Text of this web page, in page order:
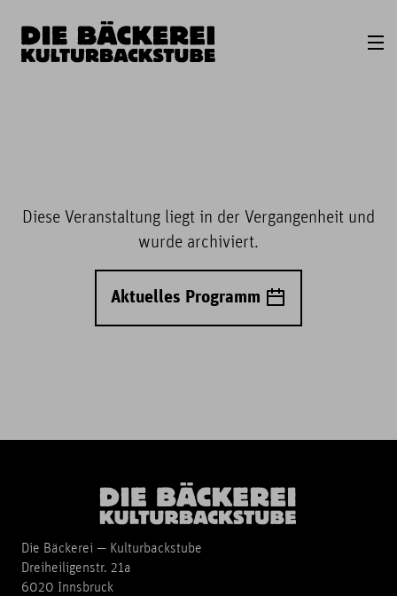
Diese Veranstaltung liegt in der Vergangenheit und
wurde archiviert.
Aktuelles Programm
Die Bäckerei — Kulturbackstube
Dreiheiligenstr. 21a
6020 Innsbruck